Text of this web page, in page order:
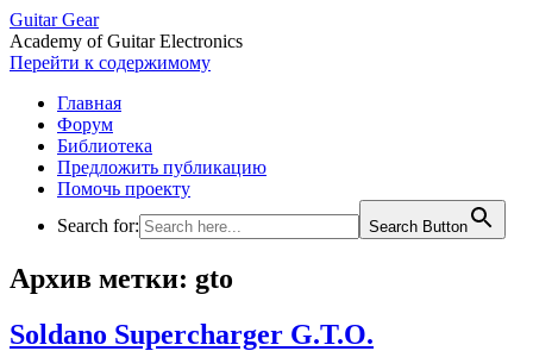
Guitar Gear
Academy of Guitar Electronics
Перейти к содержимому
Главная
Форум
Библиотека
Предложить публикацию
Помочь проекту
Search for:
Search Button
Архив метки: gto
Soldano Supercharger G.T.O.